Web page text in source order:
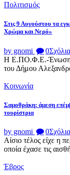
Πολιτισμός
Στις 9 Αυγούστου τα
Χρώμα και Νερό»
by gnomi 0Σχόλια
Η Ε.ΠΟ.Φ.Ε.-Ένωση
του Δήμου
Κοινωνία
Σαμοθράκη: άμεση
τουρίστρια
by gnomi 0Σχόλια
Αίσιο τέλος είχε η
οποία έχασε τις
Έβρος